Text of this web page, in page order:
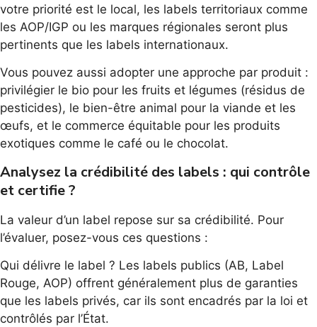
votre priorité est le local, les labels territoriaux comme
les AOP/IGP ou les marques régionales seront plus
pertinents que les labels internationaux.
Vous pouvez aussi adopter une approche par produit :
privilégier le bio pour les fruits et légumes (résidus de
pesticides), le bien-être animal pour la viande et les
œufs, et le commerce équitable pour les produits
exotiques comme le café ou le chocolat.
Analysez la crédibilité des labels : qui contrôle
et certifie ?
La valeur d’un label repose sur sa crédibilité. Pour
l’évaluer, posez-vous ces questions :
Qui délivre le label ? Les labels publics (AB, Label
Rouge, AOP) offrent généralement plus de garanties
que les labels privés, car ils sont encadrés par la loi et
contrôlés par l’État.